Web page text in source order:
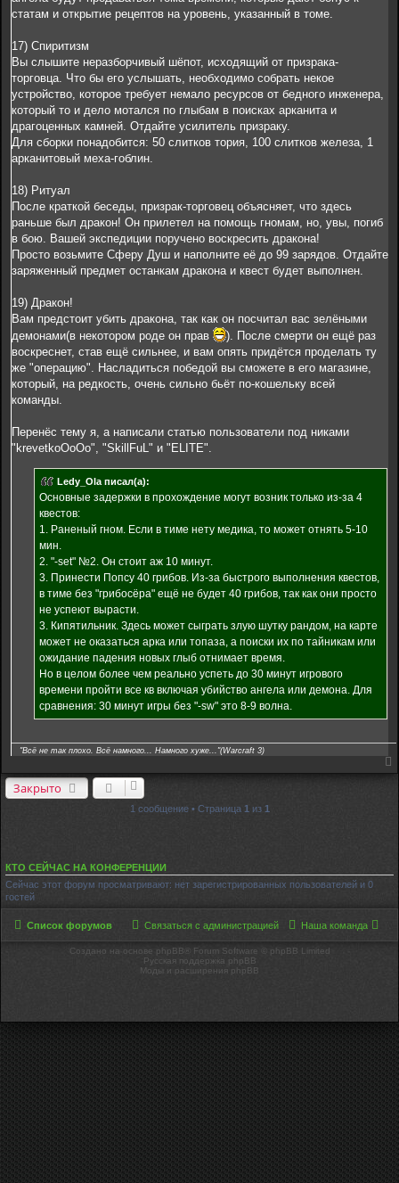
статам и открытие рецептов на уровень, указанный в томе.
17) Спиритизм
Вы слышите неразборчивый шёпот, исходящий от призрака-
торговца. Что бы его услышать, необходимо собрать некое
устройство, которое требует немало ресурсов от бедного инженера,
который то и дело мотался по глыбам в поисках арканита и
драгоценных камней. Отдайте усилитель призраку.
Для сборки понадобится: 50 слитков тория, 100 слитков железа, 1
арканитовый меха-гоблин.
18) Ритуал
После краткой беседы, призрак-торговец объясняет, что здесь
раньше был дракон! Он прилетел на помощь гномам, но, увы, погиб
в бою. Вашей экспедиции поручено воскресить дракона!
Просто возьмите Сферу Душ и наполните её до 99 зарядов. Отдайте
заряженный предмет останкам дракона и квест будет выполнен.
19) Дракон!
Вам предстоит убить дракона, так как он посчитал вас зелёными
демонами(в некотором роде он прав
). После смерти он ещё раз
воскреснет, став ещё сильнее, и вам опять придётся проделать ту
же "операцию". Насладиться победой вы сможете в его магазине,
который, на редкость, очень сильно бьёт по-кошельку всей
команды.
Перенёс тему я, а написали статью пользователи под никами
"krevetkoOoOo", "SkillFuL" и "ELITE".
Ledy_Ola писал(а):
Основные задержки в прохождение могут возник только из-за 4
квестов:
1. Раненый гном. Если в тиме нету медика, то может отнять 5-10
мин.
2. "-set" №2. Он стоит аж 10 минут.
3. Принести Попсу 40 грибов. Из-за быстрого выполнения квестов,
в тиме без "грибосёра" ещё не будет 40 грибов, так как они просто
не успеют вырасти.
3. Кипятильник. Здесь может сыграть злую шутку рандом, на карте
может не оказаться арка или топаза, а поиски их по тайникам или
ожидание падения новых глыб отнимает время.
Но в целом более чем реально успеть до 30 минут игрового
времени пройти все кв включая убийство ангела или демона. Для
сравнения: 30 минут игры без "-sw" это 8-9 волна.
"Всё не так плохо. Всё намного... Намного хуже..."(Warcraft 3)
Закрыто
1 сообщение • Страница 1 из 1
КТО СЕЙЧАС НА КОНФЕРЕНЦИИ
Сейчас этот форум просматривают: нет зарегистрированных пользователей и 0
гостей
Список форумов Наша команда
Связаться с администрацией
Создано на основе phpBB® Forum Software © phpBB Limited
Русская поддержка phpBB
Моды и расширения phpBB